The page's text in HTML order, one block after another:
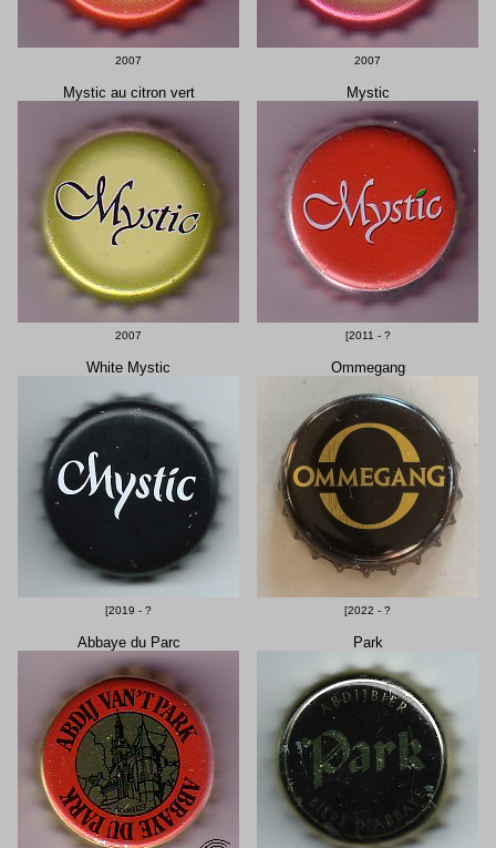
2007 2007
Mystic au citron vert
2007
Mystic
[2011 - ?
White Mystic
[2019 - ?
Ommegang
[2022 - ?
Abbaye du Parc Park